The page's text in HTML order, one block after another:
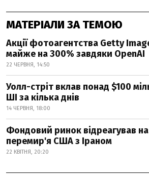
МАТЕРІАЛИ ЗА ТЕМОЮ
Акції фотоагентства Getty
майже на 300% завдяки OpenAI
22 ЧЕРВНЯ, 14:50
Уолл-стріт вклав понад $100
ШІ за кілька днів
14 ЧЕРВНЯ, 18:00
Фондовий ринок відреагував
перемир'я США з Іраном
22 КВІТНЯ, 20:20